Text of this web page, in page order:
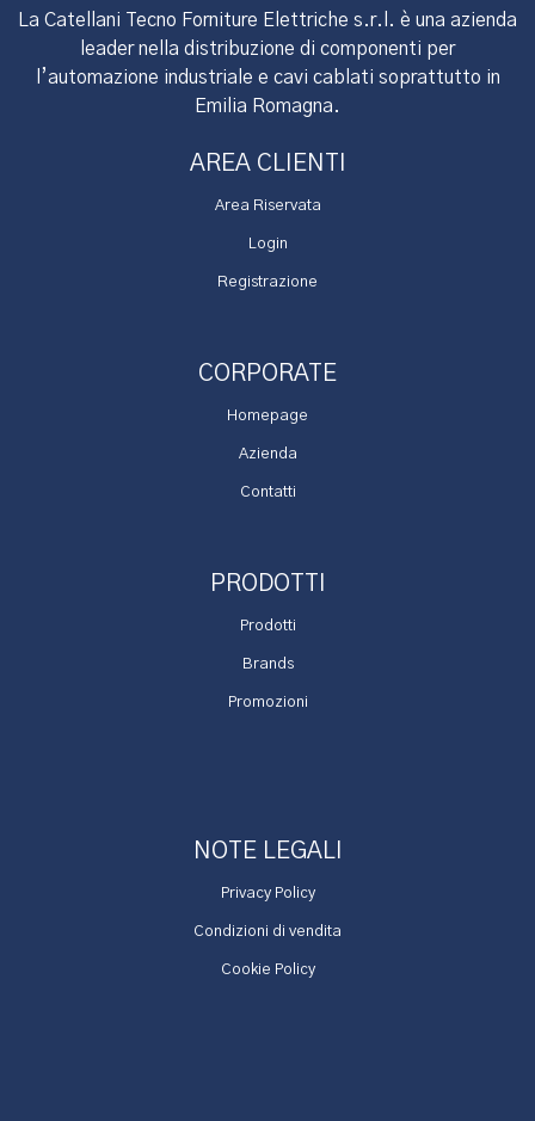
La Catellani Tecno Forniture Elettriche s.r.l. è una azienda
leader nella distribuzione di componenti per
l’automazione industriale e cavi cablati soprattutto in
Emilia Romagna.
AREA CLIENTI
Area Riservata
Login
Registrazione
CORPORATE
Homepage
Azienda
Contatti
PRODOTTI
Prodotti
Brands
Promozioni
NOTE LEGALI
Privacy Policy
Condizioni di vendita
Cookie Policy